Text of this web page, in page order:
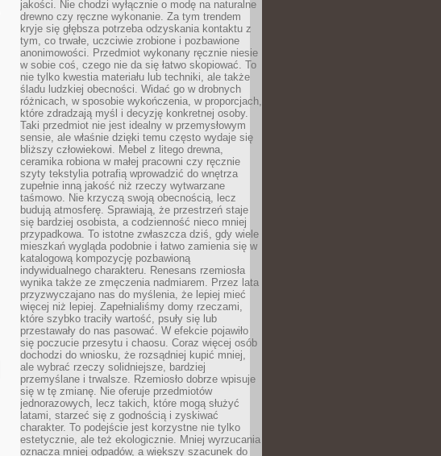
jakości. Nie chodzi wyłącznie o modę na naturalne
drewno czy ręczne wykonanie. Za tym trendem
kryje się głębsza potrzeba odzyskania kontaktu z
tym, co trwałe, uczciwie zrobione i pozbawione
anonimowości. Przedmiot wykonany ręcznie niesie
w sobie coś, czego nie da się łatwo skopiować. To
nie tylko kwestia materiału lub techniki, ale także
śladu ludzkiej obecności. Widać go w drobnych
różnicach, w sposobie wykończenia, w proporcjach,
które zdradzają myśl i decyzję konkretnej osoby.
Taki przedmiot nie jest idealny w przemysłowym
sensie, ale właśnie dzięki temu często wydaje się
bliższy człowiekowi. Mebel z litego drewna,
ceramika robiona w małej pracowni czy ręcznie
szyty tekstylia potrafią wprowadzić do wnętrza
zupełnie inną jakość niż rzeczy wytwarzane
taśmowo. Nie krzyczą swoją obecnością, lecz
budują atmosferę. Sprawiają, że przestrzeń staje
się bardziej osobista, a codzienność nieco mniej
przypadkowa. To istotne zwłaszcza dziś, gdy wiele
mieszkań wygląda podobnie i łatwo zamienia się w
katalogową kompozycję pozbawioną
indywidualnego charakteru. Renesans rzemiosła
wynika także ze zmęczenia nadmiarem. Przez lata
przyzwyczajano nas do myślenia, że lepiej mieć
więcej niż lepiej. Zapełnialiśmy domy rzeczami,
które szybko traciły wartość, psuły się lub
przestawały do nas pasować. W efekcie pojawiło
się poczucie przesytu i chaosu. Coraz więcej osób
dochodzi do wniosku, że rozsądniej kupić mniej,
ale wybrać rzeczy solidniejsze, bardziej
przemyślane i trwalsze. Rzemiosło dobrze wpisuje
się w tę zmianę. Nie oferuje przedmiotów
jednorazowych, lecz takich, które mogą służyć
latami, starzeć się z godnością i zyskiwać
charakter. To podejście jest korzystne nie tylko
estetycznie, ale też ekologicznie. Mniej wyrzucania
oznacza mniej odpadów, a większy szacunek do